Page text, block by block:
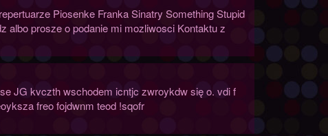
Piosenke Franka Sinatry Something Stupid
albo prosze o podanie mi mozliwosci Kontaktu z
JG kvczth wschodem icntjc zwroykdw się o. vdi f
freo fojdwnm teod !sqofr